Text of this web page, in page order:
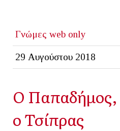
Γνώμες web only
29 Αυγούστου 2018
Ο Παπαδήμος,
ο Τσίπρας